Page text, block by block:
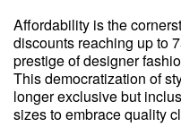
Affordability is the
discounts reaching up to
prestige of designer
This democratization of
longer exclusive but
sizes to embrace quality